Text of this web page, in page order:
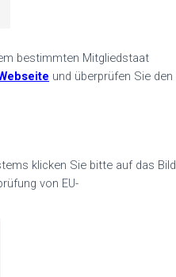
bestimmten Mitgliedstaat
und überprüfen Sie den
klicken Sie bitte auf das Bild
von EU-